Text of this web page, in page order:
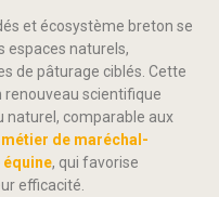
et écosystème breton se
espaces naturels,
de pâturage ciblés. Cette
renouveau scientifique
naturel, comparable aux
métier de maréchal-
, qui favorise
efficacité.